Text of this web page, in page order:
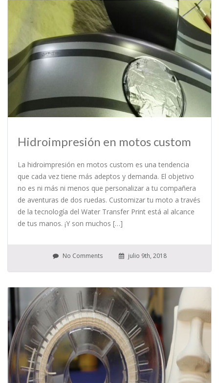
Hidroimpresión en motos custom
La hidroimpresión en motos custom es una tendencia
que cada vez tiene más adeptos y demanda. El objetivo
no es ni más ni menos que personalizar a tu compañera
de aventuras de dos ruedas. Customizar tu moto a través
de la tecnología del Water Transfer Print está al alcance
de tus manos. ¡Y son muchos […]
No Comments julio 9th, 2018